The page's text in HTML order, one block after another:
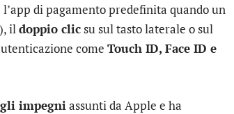
l’app di pagamento predefinita quando un
ildoppio clicsu sul tasto laterale o sul
come Touch ID, Face ID e
impegniassunti da Apple e ha